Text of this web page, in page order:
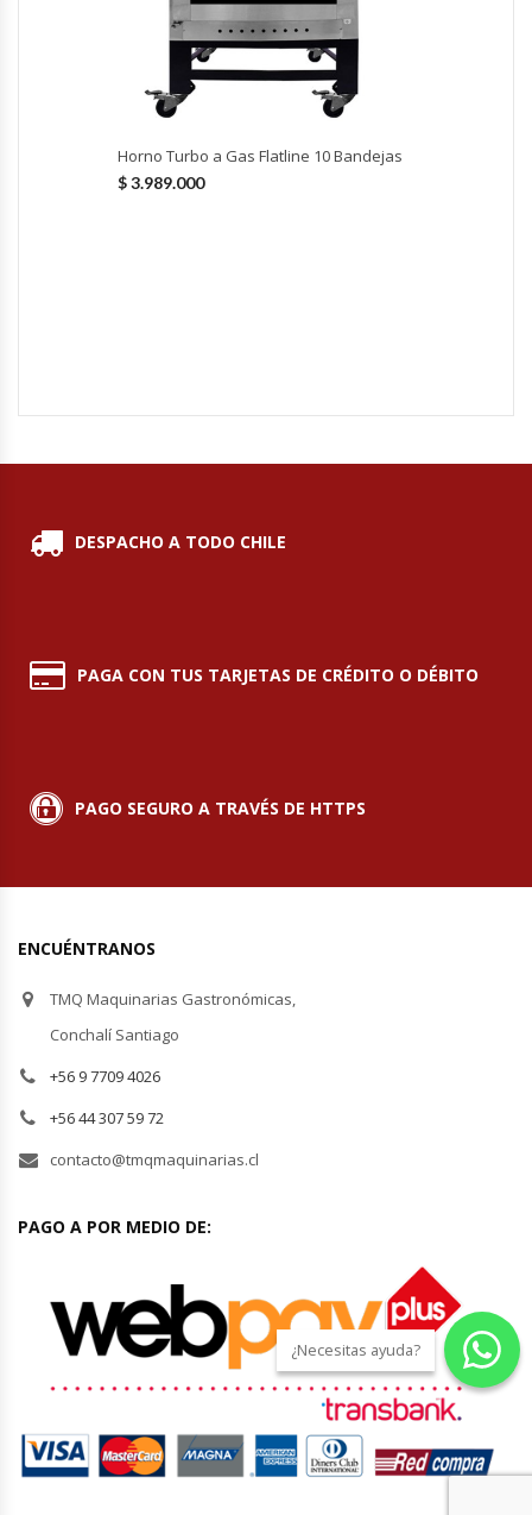
Moledoras De Carne
Molinillos Para Café
Rallador De Pan
Rebanadoras De Pan De Molde
Repuestos Hornos Turbos
Revolvedoras De Masas
Salseras
Selladoras
Selladoras Al Vacío
Shawarmas
Sin Categoría
Sushi Case
Horno Turbo a Gas Flatline 10 Bandejas
$3.989.000
DESPACHO A TODO CHILE
PAGA CON TUS TARJETAS DE CRÉDITO O DÉBITO
PAGO SEGURO A TRAVÉS DE HTTPS
ENCUÉNTRANOS
TMQ Maquinarias Gastronómicas,
Conchalí Santiago
+56 9 7709 4026
+56 44 307 59 72
contacto@tmqmaquinarias.cl
PAGO A POR MEDIO DE:
¿Necesitas ayuda?